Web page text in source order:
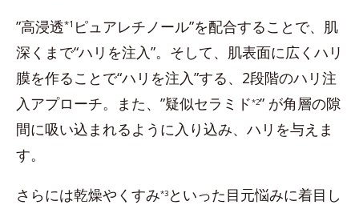
”高浸透*1 ピュアレチノール”を配合することで、肌
深くまで“ハリを注入”。そして、肌表面に広くハリ
膜を作ることで“ハリを注入”する、2段階のハリ注
入アプローチ。また、”疑似セラミド*2” が角層の隙
間に吸い込まれるように入り込み、ハリを与えま
す。
さらには乾燥やくすみ*3 といった目元悩みに着目し